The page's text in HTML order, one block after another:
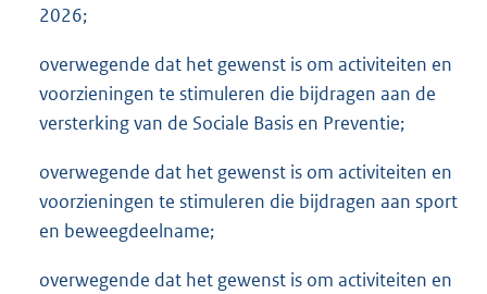
2026;
overwegende dat het gewenst is om activiteiten en
voorzieningen te stimuleren die bijdragen aan de
versterking van de Sociale Basis en Preventie;
overwegende dat het gewenst is om activiteiten en
voorzieningen te stimuleren die bijdragen aan sport
en beweegdeelname;
overwegende dat het gewenst is om activiteiten en